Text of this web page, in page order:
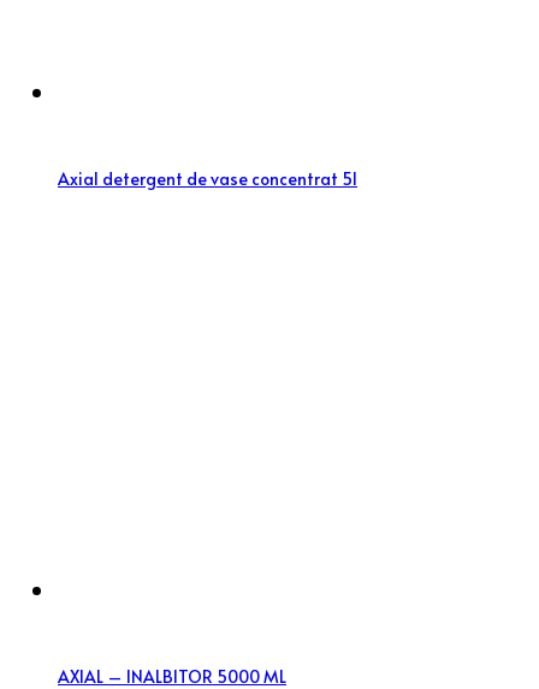
Axial detergent de vase concentrat 5l
AXIAL – INALBITOR 5000 ML